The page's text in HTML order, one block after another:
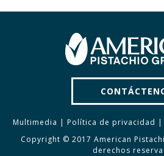
Multimedia | Política de privacidad |
Copyright © 2017 American
derechos